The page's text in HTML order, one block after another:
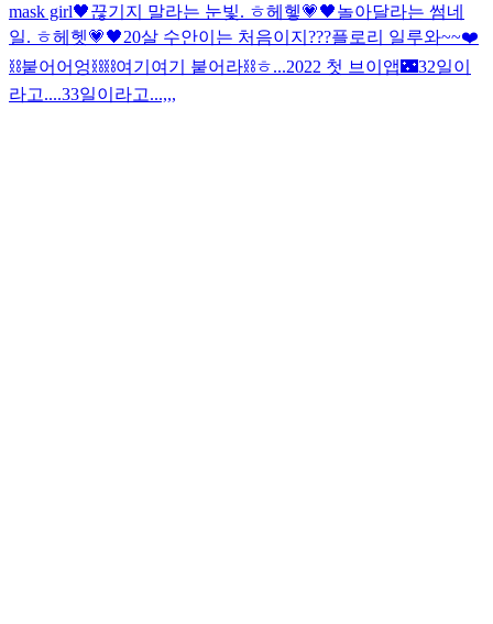
mask girl🖤끊기지 말라는 눈빛. ㅎ헤헿💗🖤놀아달라는 썸네
일. ㅎ헤헷💗🖤20살 수안이는 처음이지???플로리 일루와~~❤️
⛓붙어어엉⛓⛓여기여기 붙어라⛓ㅎ...2022 첫 브이앱🌃32일이
라고....33일이라고...,,,